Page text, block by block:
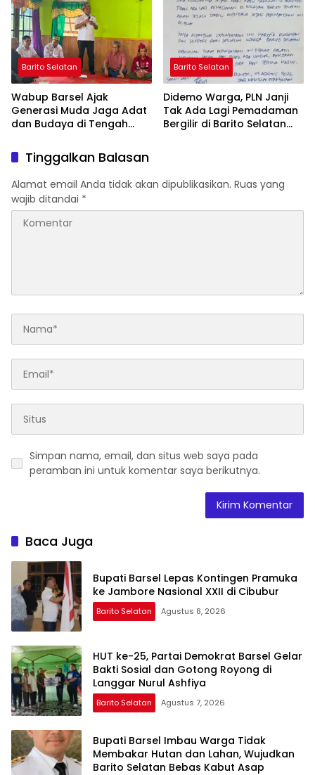
Barito Selatan
Wabup Barsel Ajak
Generasi Muda Jaga Adat
dan Budaya di Tengah
Barito Selatan
Didemo Warga, PLN Janji
Tak Ada Lagi Pemadaman
Bergilir di Barito Selatan
Tinggalkan Balasan
Alamat email Anda tidak akan dipublikasikan. Ruas yang
wajib ditandai *
Simpan nama, email, dan situs web saya pada
peramban ini untuk komentar saya berikutnya.
Baca Juga
Bupati Barsel Lepas Kontingen Pramuka
ke Jambore Nasional XXII di Cibubur
Barito Selatan Agustus 8, 2026
HUT ke-25, Partai Demokrat Barsel Gelar
Bakti Sosial dan Gotong Royong di
Langgar Nurul Ashfiya
Barito Selatan Agustus 7, 2026
Bupati Barsel Imbau Warga Tidak
Membakar Hutan dan Lahan, Wujudkan
Barito Selatan Bebas Kabut Asap